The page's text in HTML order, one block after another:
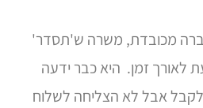
מכובדת, משרה ש'תסדר'
לאורך זמן. היא כבר ידעה
אבל לא הצליחה לשלוח